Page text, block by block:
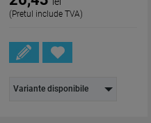
(Pretul include TVA)
Variante disponibile